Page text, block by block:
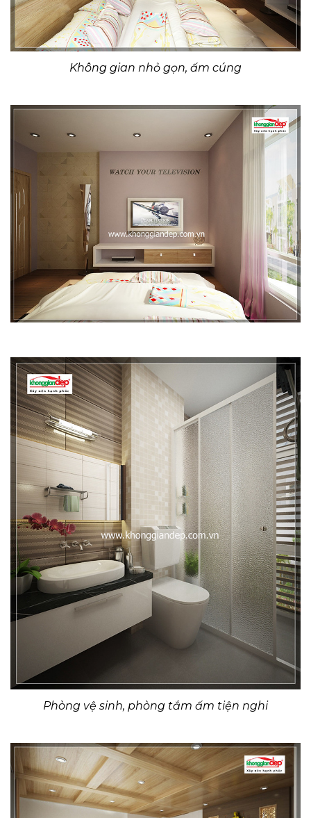
Không gian nhỏ gọn, ấm cúng
Phòng vệ sinh, phòng tắm ấm tiện nghi